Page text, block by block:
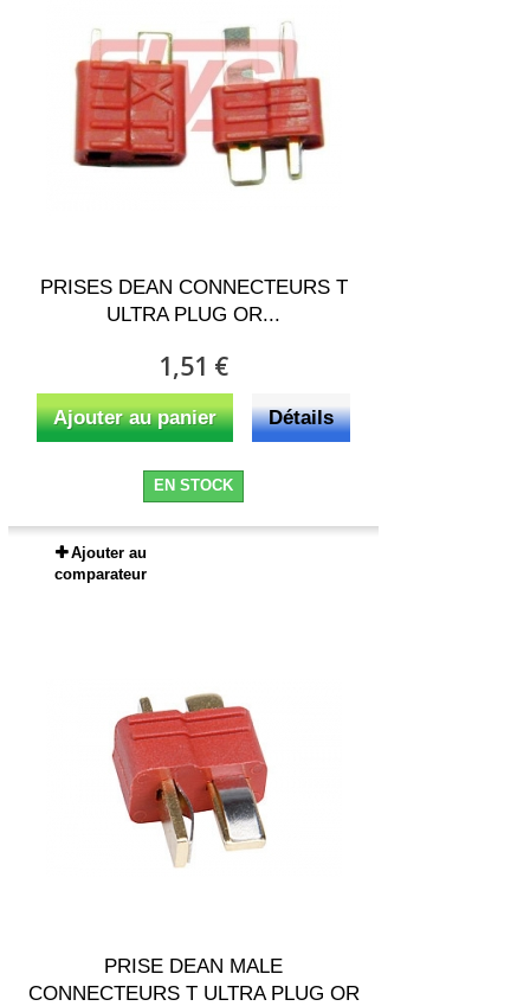
PRISES DEAN CONNECTEURS T
ULTRA PLUG OR...
1,51 €
Ajouter au panier Détails
EN STOCK
Ajouter au
comparateur
PRISE DEAN MALE
CONNECTEURS T ULTRA PLUG OR